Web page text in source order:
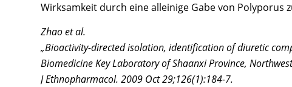
Wirksamkeit durch eine alleinige Gabe von Polyporus
Zhao et al.
„Bioactivity-directed isolation, identification of diuretic
Biomedicine Key Laboratory of Shaanxi Province,
J Ethnopharmacol. 2009 Oct 29;126(1):184-7.